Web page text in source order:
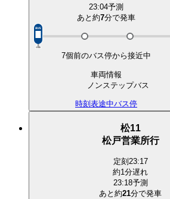
23:04予測
あと約7分で発車
7個前のバス停から接近中
車両情報
ノンステップバス
時刻表途中バス停
松11
松戸営業所行
定刻 23:17
約1分遅れ
23:18予測
あと約21分で発車